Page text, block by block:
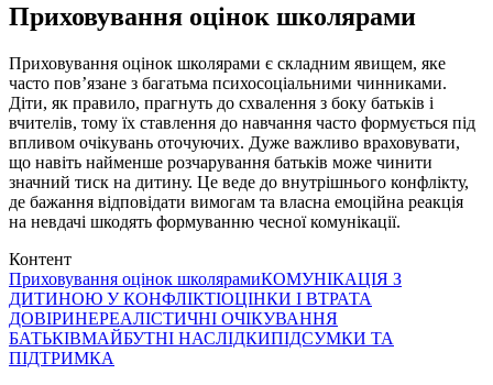
Приховування оцінок школярами
Приховування оцінок школярами є складним явищем, яке
часто пов’язане з багатьма психосоціальними чинниками.
Діти, як правило, прагнуть до схвалення з боку батьків і
вчителів, тому їх ставлення до навчання часто формується під
впливом очікувань оточуючих. Дуже важливо враховувати,
що навіть найменше розчарування батьків може чинити
значний тиск на дитину. Це веде до внутрішнього конфлікту,
де бажання відповідати вимогам та власна емоційна реакція
на невдачі шкодять формуванню чесної комунікації.
Контент
Приховування оцінок школярамиКОМУНІКАЦІЯ З
ДИТИНОЮ У КОНФЛІКТІОЦІНКИ І ВТРАТА
ДОВІРИНЕРЕАЛІСТИЧНІ ОЧІКУВАННЯ
БАТЬКІВМАЙБУТНІ НАСЛІДКИПІДСУМКИ ТА
ПІДТРИМКА